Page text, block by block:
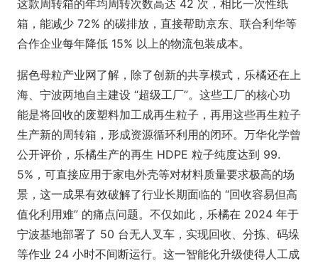
这款周转箱的年均周转次数高达 42 次，相比一次性纸
箱，能减少 72% 的碳排放，直接帮助京东、联合利华等
合作企业每年降低 15% 以上的物流包装成本。
据色母粒产业网了解，除了创新的共享模式，乐橘还在上
海、宁波两地自主建设 “超级工厂”。这些工厂的核心功
能是将回收的废塑料加工成再生粒子，再用这些再生粒子
生产新的周转箱，形成资源循环利用的闭环。万华化学曾
公开评价，乐橘生产的再生 HDPE 粒子纯度达到 99.
5%，可直接应用于家电外壳等对材料质量要求极高的场
景，这一成果有效破解了行业长期面临的 “回收容易但高
值化利用难” 的痛点问题。不仅如此，乐橘在 2024 年于
宁波基地部署了 50 台无人叉车，实现回收、分拣、码垛
等作业 24 小时不间断运行。这一智能化升级使得人工成